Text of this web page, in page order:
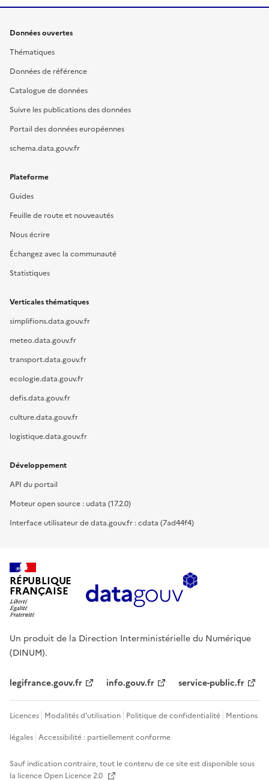
Données ouvertes
Thématiques
Données de référence
Catalogue de données
Suivre les publications des données
Portail des données européennes
schema.data.gouv.fr
Plateforme
Guides
Feuille de route et nouveautés
Nous écrire
Échangez avec la communauté
Statistiques
Verticales thématiques
simplifions.data.gouv.fr
meteo.data.gouv.fr
transport.data.gouv.fr
ecologie.data.gouv.fr
defis.data.gouv.fr
culture.data.gouv.fr
logistique.data.gouv.fr
Développement
API du portail
Moteur open source : udata (17.2.0)
Interface utilisateur de data.gouv.fr : cdata (7ad44f4)
RÉPUBLIQUE
FRANÇAISE
Un produit de la Direction Interministérielle du Numérique
(DINUM).
legifrance.gouv.fr info.gouv.fr service-public.fr
Licences Modalités d'utilisation Politique de confidentialité Mentions
légales Accessibilité : partiellement conforme
Sauf indication contraire, tout le contenu de ce site est disponible sous
la licenceOpen Licence 2.0